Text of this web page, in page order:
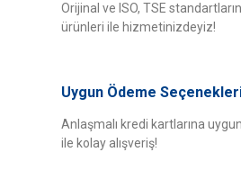
Ürün fiyatı diğer sitelerden daha pahalı.
Bu ürüne benzer farklı alternatifler olmalı.
Orijinal ve ISO, TSE
ürünleri ile hizmetinizdeyiz!
Uygun Ödeme
Anlaşmalı kredi kartlarına
ile kolay alışveriş!